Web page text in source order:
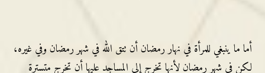
أما ما ينبغي للمرأة في نهار رمضان أن تتق الله في شهر رمضان وفي غيره،
لكن في شهر رمضان لأنها تخرج إلى المساجد عليها أن تخرج متسترة